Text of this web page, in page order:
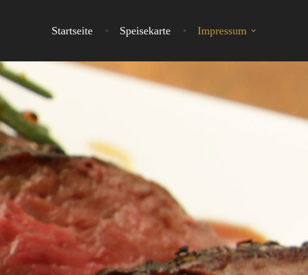
– IN ALTENHOF BEI
Startseite Speisekarte Impressum